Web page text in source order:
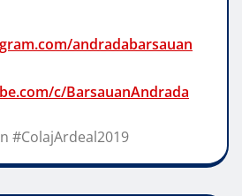
andradabarsauan
c/BarsauanAndrada
#ColajArdeal2019